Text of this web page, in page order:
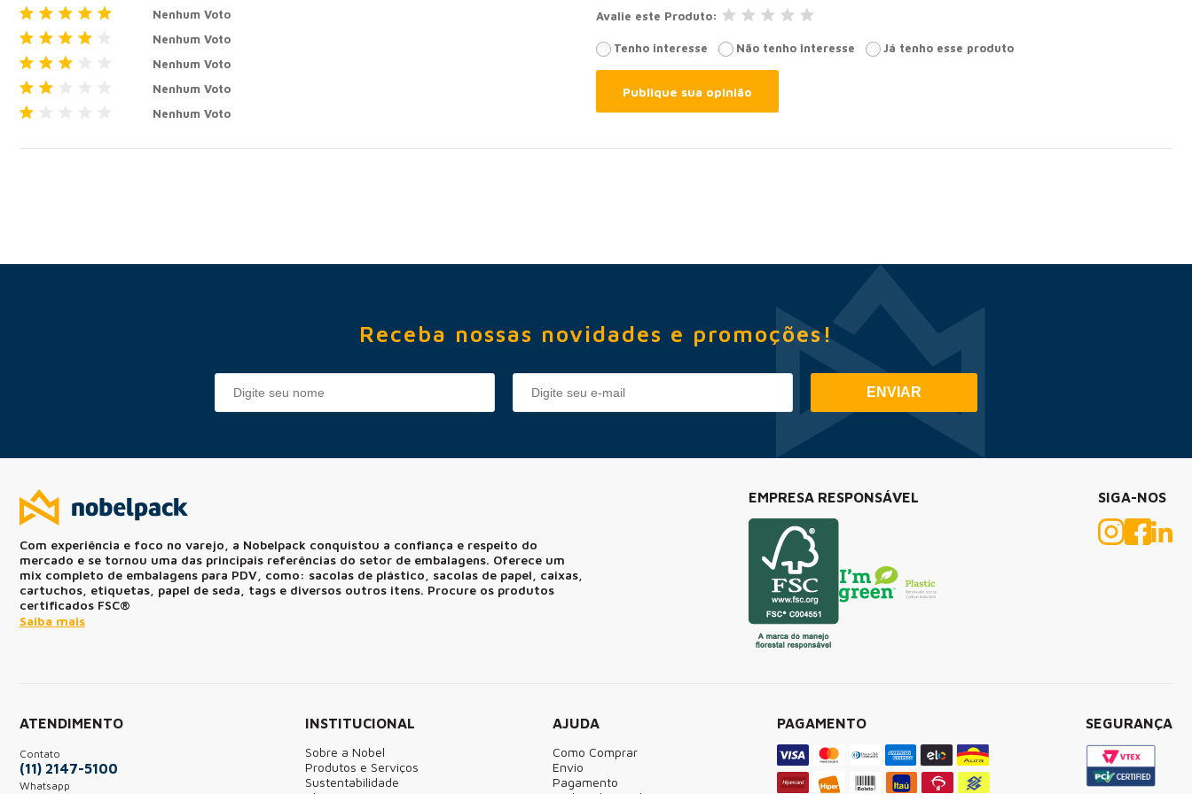
Nenhum Voto
Nenhum Voto
Nenhum Voto
Nenhum Voto
Nenhum Voto
Avalie este Produto
Tenho interesse Não tenho interesse Já tenho esse produto
Publique sua opinião
Receba nossas novidades e promoções!
ENVIAR
Com experiência e foco no varejo, a Nobelpack conquistou a confiança e respeito do
mercado e se tornou uma das principais referências do setor de embalagens. Oferece um
mix completo de embalagens para PDV, como: sacolas de plástico, sacolas de papel, caixas,
cartuchos, etiquetas, papel de seda, tags e diversos outros itens. Procure os produtos
certificados FSC®
Saiba mais
EMPRESA RESPONSÁVEL SIGA-NOS
ATENDIMENTO
Contato
(11) 2147-5100
Whatsapp
INSTITUCIONAL
Sobre a Nobel
Produtos e Serviços
Sustentabilidade
AJUDA
Como Comprar
Envio
Pagamento
PAGAMENTO SEGURANÇA